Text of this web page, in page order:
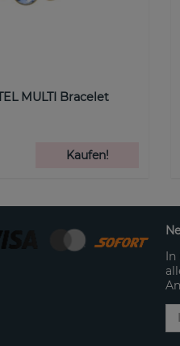
MULTI Bracelet
Kaufen!
In